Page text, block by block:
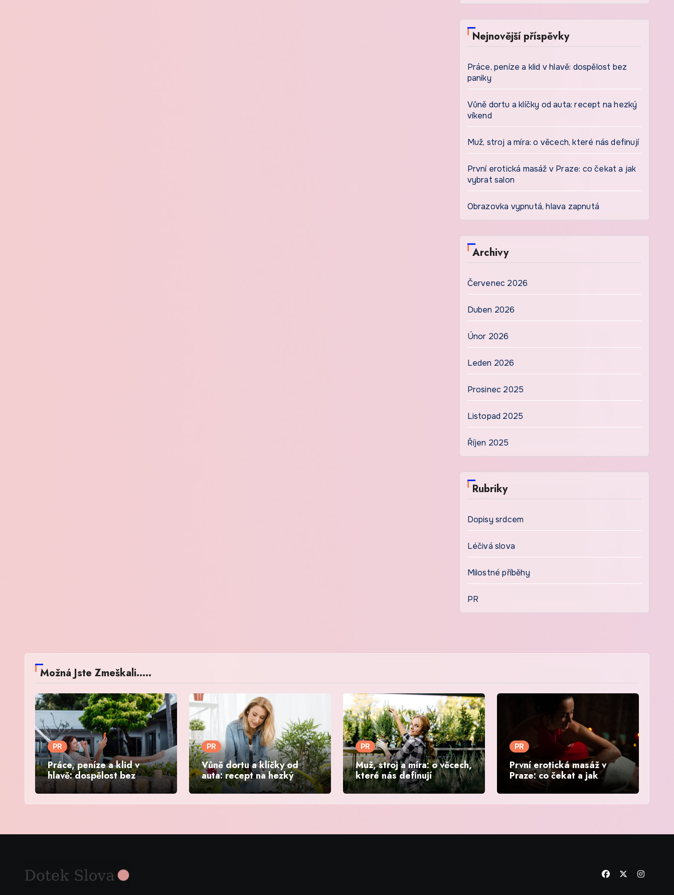
Nejnovější příspěvky
Práce, peníze a klid v hlavě: dospělost bez
paniky
Vůně dortu a klíčky od auta: recept na hezký
víkend
Muž, stroj a míra: o věcech, které nás definují
První erotická masáž v Praze: co čekat a jak
vybrat salon
Obrazovka vypnutá, hlava zapnutá
Archivy
Červenec 2026
Duben 2026
Únor 2026
Leden 2026
Prosinec 2025
Listopad 2025
Říjen 2025
Rubriky
Dopisy srdcem
Léčivá slova
Milostné příběhy
PR
Možná Jste Zmeškali.....
PR
Práce, peníze a klid v
hlavě: dospělost bez
paniky
PR
Vůně dortu a klíčky od
auta: recept na hezký
víkend
PR
Muž, stroj a míra: o věcech,
které nás definují
PR
První erotická masáž v
Praze: co čekat a jak
vybrat salon